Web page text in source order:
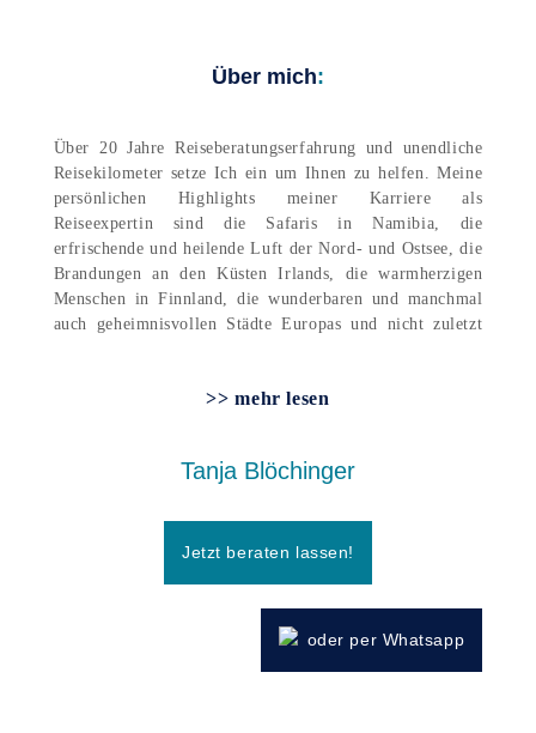
Über mich:
Über 20 Jahre Reiseberatungserfahrung und unendliche
Reisekilometer setze Ich ein um Ihnen zu helfen. Meine
persönlichen Highlights meiner Karriere als
Reiseexpertin sind die Safaris in Namibia, die
erfrischende und heilende Luft der Nord- und Ostsee, die
Brandungen an den Küsten Irlands, die warmherzigen
Menschen in Finnland, die wunderbaren und manchmal
auch geheimnisvollen Städte Europas und nicht zuletzt
Außerdem biete Ich jedes Jahr mindestens eine
das man nie vergessen wird.
Sie in den perfekten und erholsamen Urlaub zu buchen.
Egal ob großes Budget oder kleines Budget, bei mir sind
Facebook, Instagram, E-Mail oder per WhatsApp-
>> mehr lesen
Tanja Blöchinger
Jetzt beraten lassen!
oder per Whatsapp